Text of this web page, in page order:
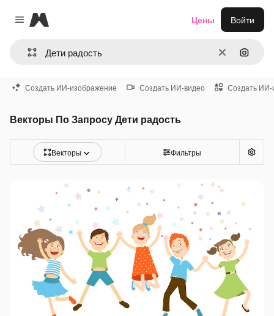
Close menu
Magnific
ОчиститьПоиск
Цены Войти
Создать ИИ-изображение Создать ИИ-видео Создать ИИ-
Векторы По Запросу Дети радость
Векторы Фильтры